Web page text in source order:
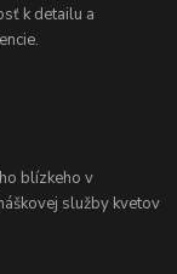
k detailu a
blízkeho v
služby kvetov